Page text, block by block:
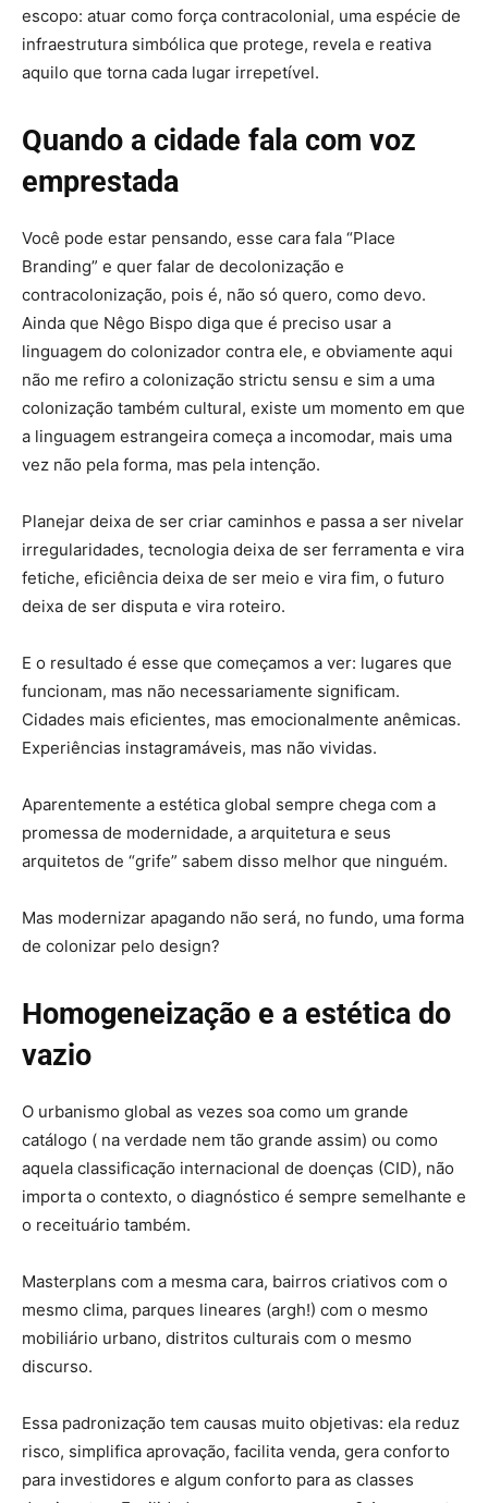
escopo: atuar como força contracolonial, uma espécie de
infraestrutura simbólica que protege, revela e reativa
aquilo que torna cada lugar irrepetível.
Quando a cidade fala com voz
emprestada
Você pode estar pensando, esse cara fala “Place
Branding” e quer falar de decolonização e
contracolonização, pois é, não só quero, como devo.
Ainda que Nêgo Bispo diga que é preciso usar a
linguagem do colonizador contra ele, e obviamente aqui
não me refiro a colonização strictu sensu e sim a uma
colonização também cultural, existe um momento em que
a linguagem estrangeira começa a incomodar, mais uma
vez não pela forma, mas pela intenção.
Planejar deixa de ser criar caminhos e passa a ser nivelar
irregularidades, tecnologia deixa de ser ferramenta e vira
fetiche, eficiência deixa de ser meio e vira fim, o futuro
deixa de ser disputa e vira roteiro.
E o resultado é esse que começamos a ver: lugares que
funcionam, mas não necessariamente significam.
Cidades mais eficientes, mas emocionalmente anêmicas.
Experiências instagramáveis, mas não vividas.
Aparentemente a estética global sempre chega com a
promessa de modernidade, a arquitetura e seus
arquitetos de “grife” sabem disso melhor que ninguém.
Mas modernizar apagando não será, no fundo, uma forma
de colonizar pelo design?
Homogeneização e a estética do
vazio
O urbanismo global as vezes soa como um grande
catálogo ( na verdade nem tão grande assim) ou como
aquela classificação internacional de doenças (CID), não
importa o contexto, o diagnóstico é sempre semelhante e
o receituário também.
Masterplans com a mesma cara, bairros criativos com o
mesmo clima, parques lineares (argh!) com o mesmo
mobiliário urbano, distritos culturais com o mesmo
discurso.
Essa padronização tem causas muito objetivas: ela reduz
risco, simplifica aprovação, facilita venda, gera conforto
para investidores e algum conforto para as classes